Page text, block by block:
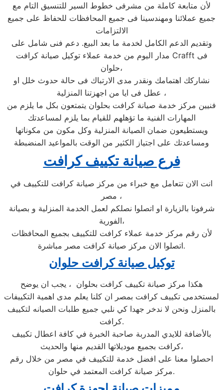
لأن متابعة كاملة من مشرفى خطوط السير للتنسيق التام مع
جميع عملائنا ومهندسينا فى جميع المحافظات للحفاظ على جميع
الالتزامات
وتقديم الدعم الكامل لخدمة ما بعد البيع. دعم فنى شامل على
مدار اليوم من خدمة عملاء توكيل صيانة كرافت Crafft فى
حلوان،
نشاركك اهتمامك ونقدر مدى الارتباك فى حالة حدوث خلل او
عطل فى ايا من اجهزتنا المنزلية ،
فنيين مركز خدمة صيانة كرافت بحلوان يتمتعون بكل ما يلزم من
المهارات الفنية ما تؤهلهم للقيام بما يلزم لمساعدتك
ويستطيعون ضمان الصيانة المنزلية وكل مكون من مكوناتها
ومساعدتك على اجتياز الكثير من الوقت بالمواعيد المنضبطة
فرع صيانة تكييف كرافت
انت الان تتعامل مع خبراء من مركز صيانة كرافت للتكييف في
مصر ،
شرفونا بالزيارة او اتصلوا نصلكم لعمل الخدمة المنزلية و بصيانة
الفورية،
لأن رقم مركز خدمة عملاء كرافت للتكييف بجميع المحافظات
اتصلوا الان مركز صيانة كرافت مصر مباشرة.
توكيل صيانة كرافت حلوان
هكذا مركز صيانة تكييف كرافت بحلوان ، يجب ان يوضح
لمستخدمى تكييف كرافت بمصر ان كلنا يعلم مدى اهمية التكييفات
بالمنزل ونحن لا ندخر جهدا كي نلبي جميع طلبات الصيانه لتكييف
كرافت.
بالأضافة للايدي المدربة صاحبة الخبرة في كافة اعطال تكييف
كرافت بجميع موديلاتها القديم منها والحديث،
احصلوا معنا على افضل خدمة للتكييف في مصر من خلال رقم
مركز صيانة كرافت المعتمد في حلوان.